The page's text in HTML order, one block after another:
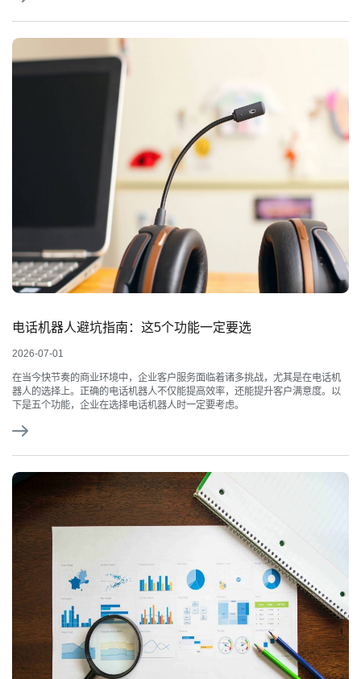
电话机器人避坑指南：这5个功能一定要选
2026-07-01
在当今快节奏的商业环境中，企业客户服务面临着诸多挑战，尤其是在电话机
器人的选择上。正确的电话机器人不仅能提高效率，还能提升客户满意度。以
下是五个功能，企业在选择电话机器人时一定要考虑。